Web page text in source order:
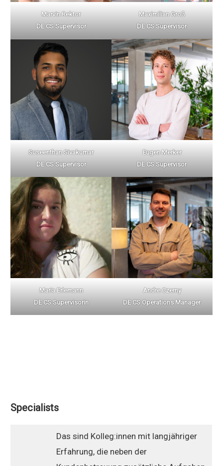
Marvin Rektor
DE CS Supervisor
Maximilian Groß
DE CS Supervisor
Suseenthan Sivakumar
DE CS Supervisor
Eugen Merker
DE CS Supervisor
Maria Erlemann
DE CS Supervisorin
Andre Czerny
DE CS Operations Manager
Specialists
Das sind Kolleg:innen mit langjähriger
Erfahrung, die neben der